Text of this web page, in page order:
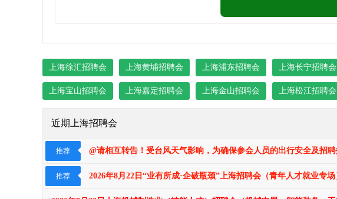
上海徐汇招聘会 上海黄埔招聘会 上海浦东招聘会 上海长宁招聘会
上海宝山招聘会 上海嘉定招聘会 上海金山招聘会 上海松江招聘会
近期上海招聘会
推荐 @请相互转告！受台风天气影响，为确保参会人员的出行安全及招
推荐 2026年8月22日“业有所成·企破瓶颈​​​”上海招聘会（青年人才就业专